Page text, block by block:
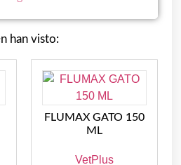
han visto:
FLUMAX GATO 150
ML
VetPlus